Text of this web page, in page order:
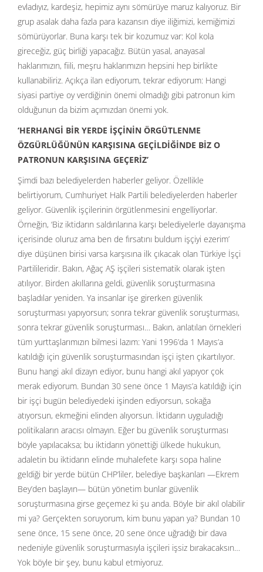
evladıyız, kardeşiz, hepimiz aynı sömürüye maruz kalıyoruz. Bir
grup asalak daha fazla para kazansın diye iliğimizi, kemiğimizi
sömürüyorlar. Buna karşı tek bir kozumuz var: Kol kola
gireceğiz, güç birliği yapacağız. Bütün yasal, anayasal
haklarımızın, fiili, meşru haklarımızın hepsini hep birlikte
kullanabiliriz. Açıkça ilan ediyorum, tekrar ediyorum: Hangi
siyasi partiye oy verdiğinin önemi olmadığı gibi patronun kim
olduğunun da bizim açımızdan önemi yok.
‘HERHANGİ BİR YERDE İŞÇİNİN ÖRGÜTLENME
ÖZGÜRLÜĞÜNÜN KARŞISINA GEÇİLDİĞİNDE BİZ O
PATRONUN KARŞISINA GEÇERİZ’
Şimdi bazı belediyelerden haberler geliyor. Özellikle
belirtiyorum, Cumhuriyet Halk Partili belediyelerden haberler
geliyor. Güvenlik işçilerinin örgütlenmesini engelliyorlar.
Örneğin, ‘Biz iktidarın saldırılarına karşı belediyelerle dayanışma
içerisinde oluruz ama ben de fırsatını buldum işçiyi ezerim’
diye düşünen birisi varsa karşısına ilk çıkacak olan Türkiye İşçi
Partilileridir. Bakın, Ağaç AŞ işçileri sistematik olarak işten
atılıyor. Birden akıllarına geldi, güvenlik soruşturmasına
başladılar yeniden. Ya insanlar işe girerken güvenlik
soruşturması yapıyorsun; sonra tekrar güvenlik soruşturması,
sonra tekrar güvenlik soruşturması… Bakın, anlatılan örnekleri
tüm yurttaşlarımızın bilmesi lazım: Yani 1996’da 1 Mayıs’a
katıldığı için güvenlik soruşturmasından işçi işten çıkartılıyor.
Bunu hangi akıl dizayn ediyor, bunu hangi akıl yapıyor çok
merak ediyorum. Bundan 30 sene önce 1 Mayıs’a katıldığı için
bir işçi bugün belediyedeki işinden ediyorsun, sokağa
atıyorsun, ekmeğini elinden alıyorsun. İktidarın uyguladığı
politikaların aracısı olmayın. Eğer bu güvenlik soruşturması
böyle yapılacaksa; bu iktidarın yönettiği ülkede hukukun,
adaletin bu iktidarın elinde muhalefete karşı sopa haline
geldiği bir yerde bütün CHP’liler, belediye başkanları —Ekrem
Bey’den başlayın— bütün yönetim bunlar güvenlik
soruşturmasına girse geçemez ki şu anda. Böyle bir akıl olabilir
mi ya? Gerçekten soruyorum, kim bunu yapan ya? Bundan 10
sene önce, 15 sene önce, 20 sene önce uğradığı bir dava
nedeniyle güvenlik soruşturmasıyla işçileri işsiz bırakacaksın…
Yok böyle bir şey, bunu kabul etmiyoruz.